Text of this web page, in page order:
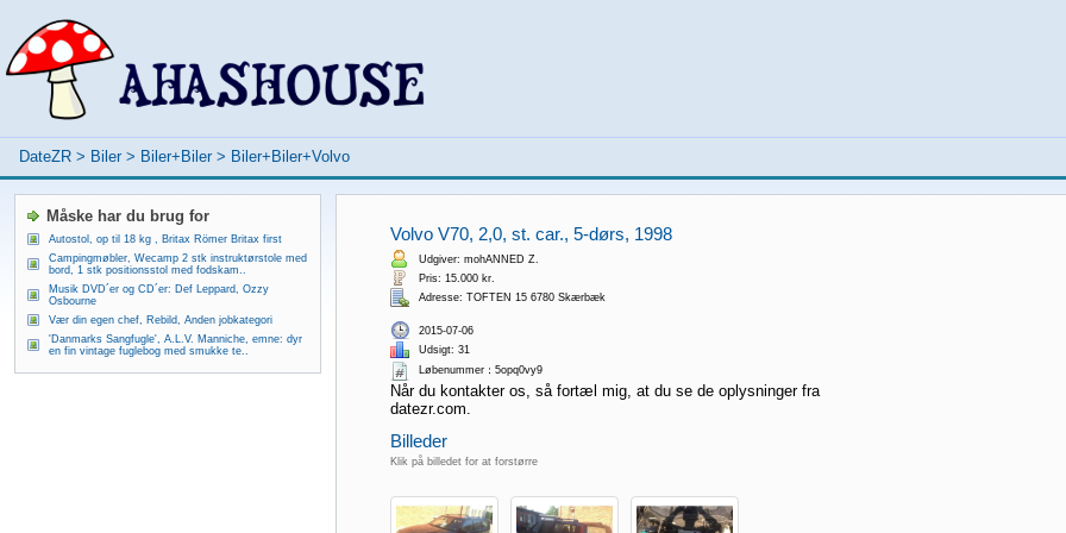
DateZR > Biler > Biler+Biler > Biler+Biler+Volvo
Volvo V70, 2,0, st. car., 5-dørs, 1998
Udgiver: mohANNED Z.
Pris: 15.000 kr.
Adresse: TOFTEN 15 6780 Skærbæk
2015-07-06
Udsigt: 31
Løbenummer：5opq0vy9
Når du kontakter os, så fortæl mig, at du se de oplysninger fra
datezr.com.
Billeder
Klik på billedet for at forstørre
Måske har du brug for
Autostol, op til 18 kg , Britax Römer Britax first
Campingmøbler, Wecamp 2 stk instruktørstole med
bord, 1 stk positionsstol med fodskam..
Musik DVD´er og CD´er: Def Leppard, Ozzy
Osbourne
Vær din egen chef, Rebild, Anden jobkategori
'Danmarks Sangfugle', A.L.V. Manniche, emne: dyr
en fin vintage fuglebog med smukke te..